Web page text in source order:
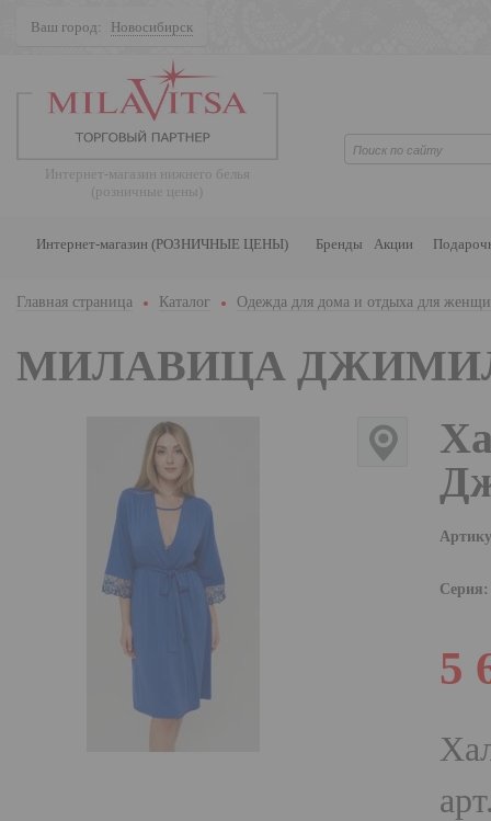
Ваш город: Новосибирск
Интернет-магазин нижнего белья
(розничные цены)
Интернет-магазин (РОЗНИЧНЫЕ ЦЕНЫ) Бренды Акции
Главная страница Каталог Одежда для дома и отдыха для
МИЛАВИЦА
Серия:
5